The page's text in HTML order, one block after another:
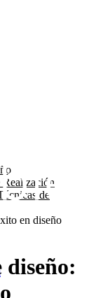
Realización
de
en diseño
diseño: